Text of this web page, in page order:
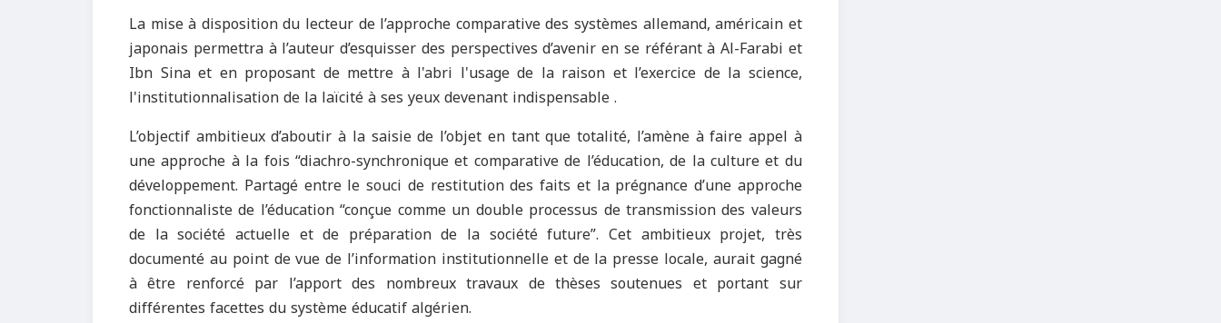
La mise à disposition du lecteur de l’approche comparative des systèmes allemand, américain et
japonais permettra à l’auteur d’esquisser des perspectives d’avenir en se référant à Al-Farabi et
Ibn Sina et en proposant de mettre à l'abri l'usage de la raison et l’exercice de la science,
l'institutionnalisation de la laïcité à ses yeux devenant indispensable .
L’objectif ambitieux d’aboutir à la saisie de l’objet en tant que totalité, l’amène à faire appel à
une approche à la fois “diachro-synchronique et comparative de l’éducation, de la culture et du
développement. Partagé entre le souci de restitution des faits et la prégnance d’une approche
fonctionnaliste de l’éducation “conçue comme un double processus de transmission des valeurs
de la société actuelle et de préparation de la société future”. Cet ambitieux projet, très
documenté au point de vue de l’information institutionnelle et de la presse locale, aurait gagné
à être renforcé par l’apport des nombreux travaux de thèses soutenues et portant sur
différentes facettes du système éducatif algérien.